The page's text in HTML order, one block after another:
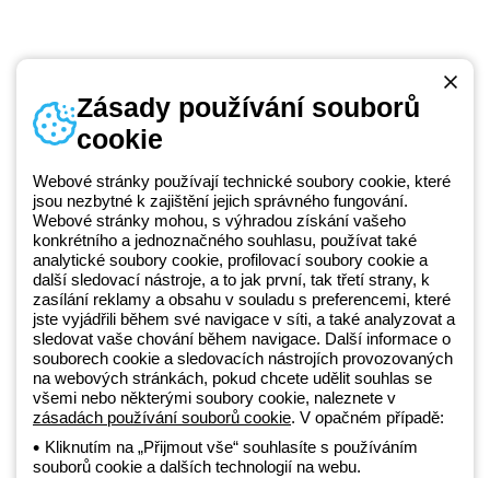
Beghelli je součástí GEWISS Group od roku 2025 a jeho ekosystému
GEWISS LightZone, kde vyvíjíme propojená světelná řešení, která
transformují komplexitu do jednoduchosti a podporují profesionály a
koncové zákazníky v uspokojování jejich potřeb.Zjistěte více o
GEWISS
Czechia:CS
Telefonní číslo
+420 531 014 111
Zásady ochrany osobních údajů
Zásady používání souborů
cookie
Webové stránky používají technické soubory cookie, které
jsou nezbytné k zajištění jejich správného fungování.
Webové stránky mohou, s výhradou získání vašeho
konkrétního a jednoznačného souhlasu, používat také
analytické soubory cookie, profilovací soubory cookie a
další sledovací nástroje, a to jak první, tak třetí strany, k
zasílání reklamy a obsahu v souladu s preferencemi, které
jste vyjádřili během své navigace v síti, a také analyzovat a
sledovat vaše chování během navigace. Další informace o
souborech cookie a sledovacích nástrojích provozovaných
na webových stránkách, pokud chcete udělit souhlas se
všemi nebo některými soubory cookie, naleznete v
zásadách používání souborů cookie. V opačném případě:
Kliknutím na „Přijmout vše“ souhlasíte s používáním
souborů cookie a dalších technologií na webu.